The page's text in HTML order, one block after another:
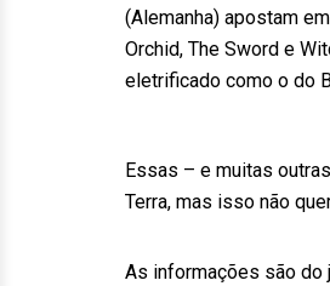
(Alemanha) apostam
Orchid, The Sword e
eletrificado como o do
Essas – e muitas
Terra, mas isso não
As informações são do